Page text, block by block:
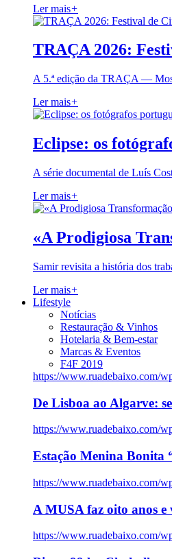
Ler mais+
TRAÇA 2026:
A 5.ª edição da TRAÇA —
Ler mais+
Eclipse: os
A série documental de Luís
Ler mais+
«A Prodigiosa
Samir revisita a história dos
Ler mais+
Lifestyle
Notícias
Restauração & Vinhos
Hotelaria & Bem-estar
Marcas & Eventos
F4F 2019
https://www.ruadebaixo.com/
De Lisboa ao Algarve:
https://www.ruadebaixo.com/
Estação Menina Bonita
https://www.ruadebaixo.com/
A MUSA faz oito anos
https://www.ruadebaixo.com/